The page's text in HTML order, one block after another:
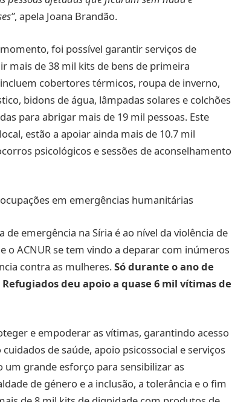
, apela Joana Brandão.
foi possível garantir serviços de
mais de 38 mil kits de bens de primeira
cobertores térmicos, roupa de inverno,
bidons de água, lâmpadas solares e colchões
para abrigar mais de 19 mil pessoas. Este
estão a apoiar ainda mais de 10.7 mil
psicológicos e sessões de aconselhamento
em emergências humanitárias
emergência na Síria é ao nível da violência de
o ACNUR se tem vindo a deparar com inúmeros
contra as mulheres.Só durante o ano de
deu apoio a quase 6 mil vítimas de
e empoderar as vítimas, garantindo acesso
de saúde, apoio psicossocial e serviços
grande esforço para sensibilizar as
de género e a inclusão, a tolerância e o fim